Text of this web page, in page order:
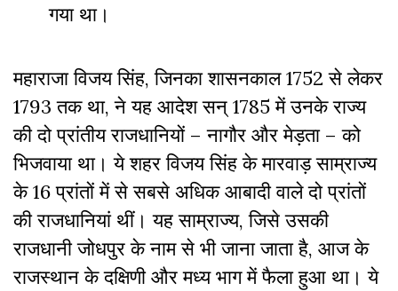
गया था।
महाराजा विजय सिंह, जिनका शासनकाल 1752 से लेकर
1793 तक था, ने यह आदेश सन् 1785 में उनके राज्य
की दो प्रांतीय राजधानियों – नागौर और मेड़ता – को
भिजवाया था। ये शहर विजय सिंह के मारवाड़ साम्राज्य
के 16 प्रांतों में से सबसे अधिक आबादी वाले दो प्रांतों
की राजधानियां थीं। यह साम्राज्य, जिसे उसकी
राजधानी जोधपुर के नाम से भी जाना जाता है, आज के
राजस्थान के दक्षिणी और मध्य भाग में फैला हुआ था। ये